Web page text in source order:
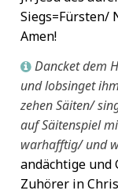
Siegs=Fürsten/
Amen!
L Dancket dem
und lobsinget
zehen Säiten/
auf Säitenspiel
warhafftig/ und
andächtige und
Zuhörer in